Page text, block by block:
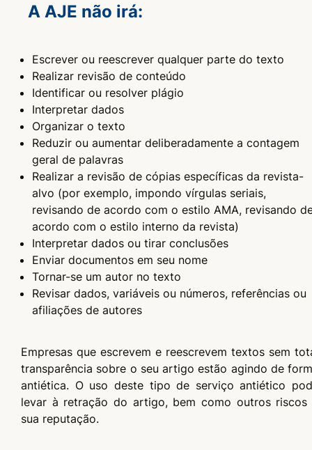
A AJE não irá:
Escrever ou reescrever qualquer parte do texto
Realizar revisão de conteúdo
Identificar ou resolver plágio
Interpretar dados
Organizar o texto
Reduzir ou aumentar deliberadamente a contagem
geral de palavras
Realizar a revisão de cópias específicas da revista-
alvo (por exemplo, impondo vírgulas seriais,
revisando de acordo com o estilo AMA, revisando
acordo com o estilo interno da revista)
Interpretar dados ou tirar conclusões
Enviar documentos em seu nome
Tornar-se um autor no texto
Revisar dados, variáveis ou números, referências ou
afiliações de autores
Empresas que escrevem e reescrevem textos sem
transparência sobre o seu artigo estão agindo de
antiética. O uso deste tipo de serviço antiético
levar à retração do artigo, bem como outros riscos
sua reputação.